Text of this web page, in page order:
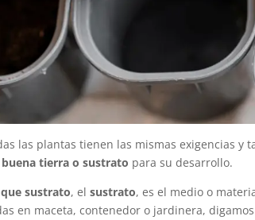
las plantas tienen las mismas exigencias y
tierra o sustrato para su desarrollo.
sustrato, elsustrato, es el medio o
en maceta, contenedor o jardinera,